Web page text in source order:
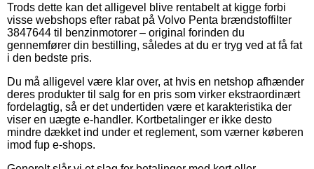
Trods dette kan det alligevel blive rentabelt at kigge forbi
visse webshops efter rabat på Volvo Penta brændstoffilter
3847644 til benzinmotorer – original forinden du
gennemfører din bestilling, således at du er tryg ved at få fat
i den bedste pris.
Du må alligevel være klar over, at hvis en netshop afhænder
deres produkter til salg for en pris som virker ekstraordinært
fordelagtig, så er det undertiden være et karakteristika der
viser en uægte e-handler. Kortbetalinger er ikke desto
mindre dækket ind under et reglement, som værner køberen
imod fup e-shops.